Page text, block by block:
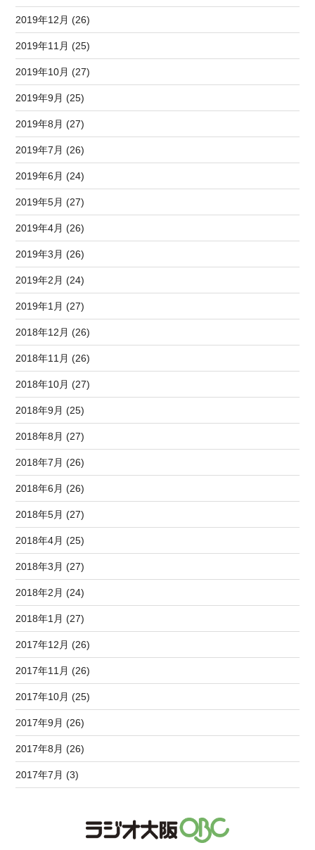
2019年12月 (26)
2019年11月 (25)
2019年10月 (27)
2019年9月 (25)
2019年8月 (27)
2019年7月 (26)
2019年6月 (24)
2019年5月 (27)
2019年4月 (26)
2019年3月 (26)
2019年2月 (24)
2019年1月 (27)
2018年12月 (26)
2018年11月 (26)
2018年10月 (27)
2018年9月 (25)
2018年8月 (27)
2018年7月 (26)
2018年6月 (26)
2018年5月 (27)
2018年4月 (25)
2018年3月 (27)
2018年2月 (24)
2018年1月 (27)
2017年12月 (26)
2017年11月 (26)
2017年10月 (25)
2017年9月 (26)
2017年8月 (26)
2017年7月 (3)